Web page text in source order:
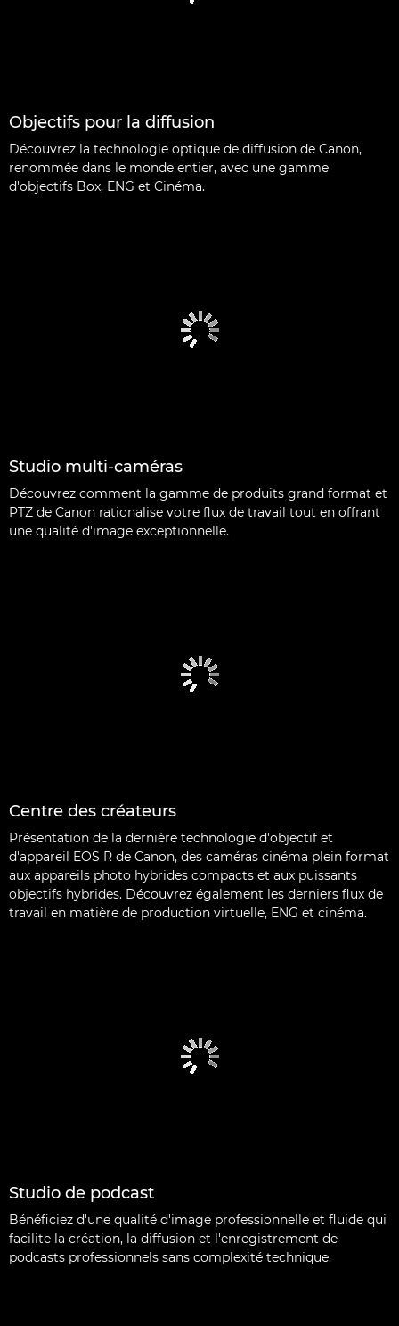
Objectifs pour la diffusion
Découvrez la technologie optique de diffusion de Canon,
renommée dans le monde entier, avec une gamme
d'objectifs Box, ENG et Cinéma.
Studio multi-caméras
Découvrez comment la gamme de produits grand format et
PTZ de Canon rationalise votre flux de travail tout en offrant
une qualité d'image exceptionnelle.
Centre des créateurs
Présentation de la dernière technologie d'objectif et
d'appareil EOS R de Canon, des caméras cinéma plein format
aux appareils photo hybrides compacts et aux puissants
objectifs hybrides. Découvrez également les derniers flux de
travail en matière de production virtuelle, ENG et cinéma.
Studio de podcast
Bénéficiez d'une qualité d'image professionnelle et fluide qui
facilite la création, la diffusion et l'enregistrement de
podcasts professionnels sans complexité technique.